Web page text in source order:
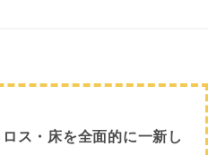
ス・床を全面的に一新し